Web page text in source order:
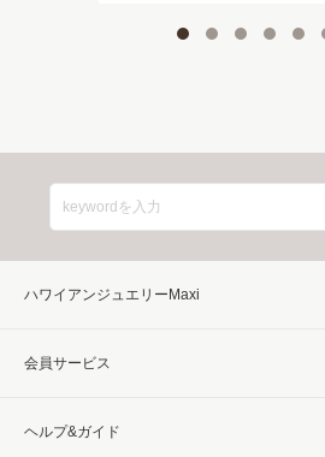
ハワイアンジュエリーMaxi
会員サービス
ヘルプ&ガイド